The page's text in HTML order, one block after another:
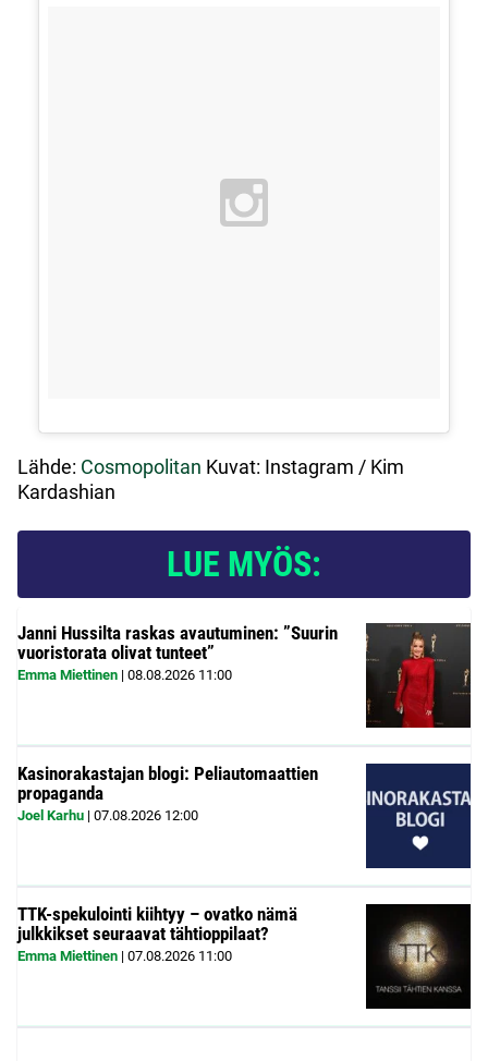
Lähde: Cosmopolitan Kuvat: Instagram / Kim
Kardashian
LUE MYÖS:
Janni Hussilta raskas avautuminen: ”Suurin
vuoristorata olivat tunteet”
Emma Miettinen | 08.08.2026 11:00
Kasinorakastajan blogi: Peliautomaattien
propaganda
Joel Karhu | 07.08.2026 12:00
TTK-spekulointi kiihtyy – ovatko nämä
julkkikset seuraavat tähtioppilaat?
Emma Miettinen | 07.08.2026 11:00